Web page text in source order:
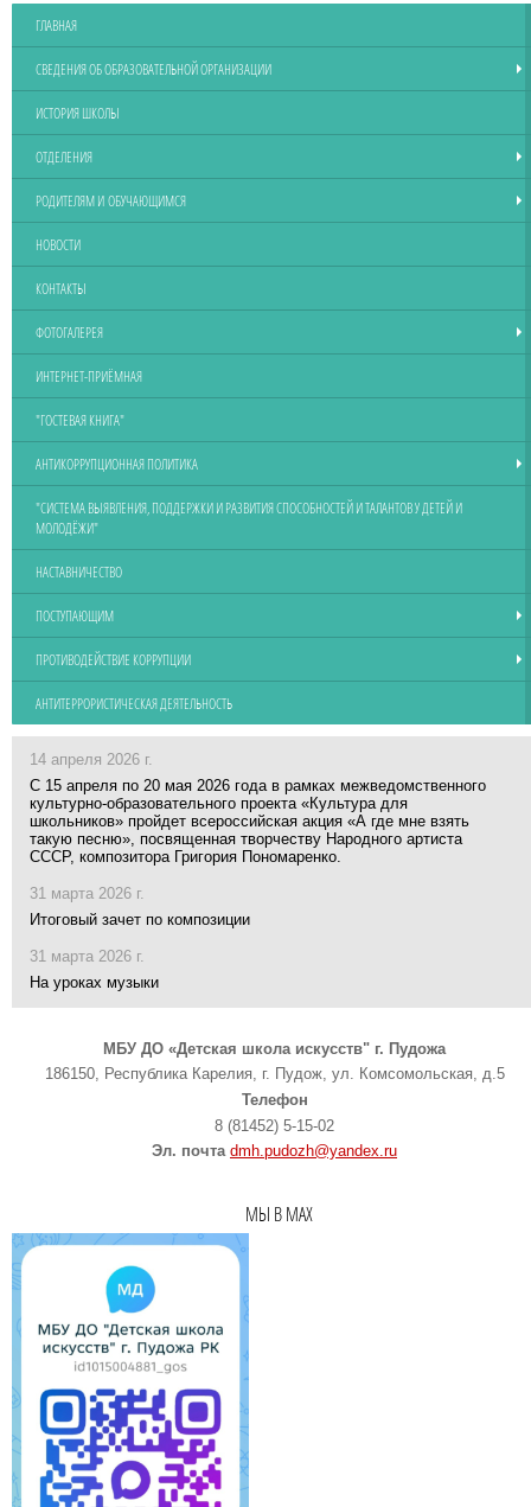
ГЛАВНАЯ
СВЕДЕНИЯ ОБ ОБРАЗОВАТЕЛЬНОЙ ОРГАНИЗАЦИИ
ИСТОРИЯ ШКОЛЫ
ОТДЕЛЕНИЯ
РОДИТЕЛЯМ И ОБУЧАЮЩИМСЯ
НОВОСТИ
КОНТАКТЫ
ФОТОГАЛЕРЕЯ
ИНТЕРНЕТ-ПРИЁМНАЯ
"ГОСТЕВАЯ КНИГА"
АНТИКОРРУПЦИОННАЯ ПОЛИТИКА
"СИСТЕМА ВЫЯВЛЕНИЯ, ПОДДЕРЖКИ И РАЗВИТИЯ СПОСОБНОСТЕЙ И ТАЛАНТОВ У ДЕТЕЙ И
МОЛОДЁЖИ"
НАСТАВНИЧЕСТВО
ПОСТУПАЮЩИМ
ПРОТИВОДЕЙСТВИЕ КОРРУПЦИИ
АНТИТЕРРОРИСТИЧЕСКАЯ ДЕЯТЕЛЬНОСТЬ
14 апреля 2026 г.
С 15 апреля по 20 мая 2026 года в рамках межведомственного
культурно-образовательного проекта «Культура для
школьников» пройдет всероссийская акция «А где мне взять
такую песню», посвященная творчеству Народного артиста
СССР, композитора Григория Пономаренко.
31 марта 2026 г.
Итоговый зачет по композиции
31 марта 2026 г.
На уроках музыки
МБУ ДО «Детская школа искусств" г. Пудожа
186150, Республика Карелия, г. Пудож, ул. Комсомольская, д.5
Телефон
8 (81452) 5-15-02
Эл. почта dmh.pudozh@yandex.ru
МЫ В MAX